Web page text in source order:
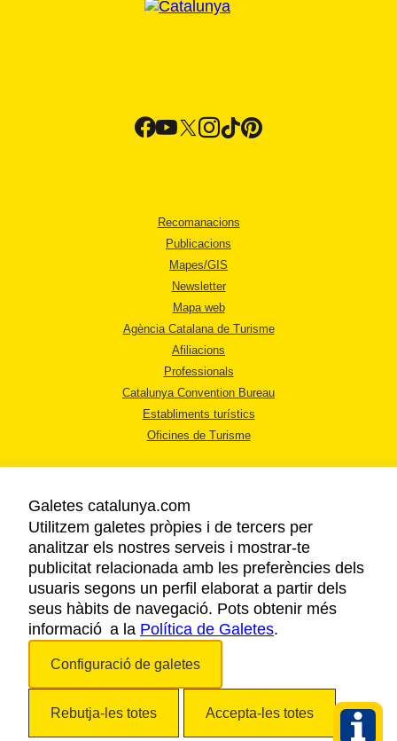
Recomanacions
Publicacions
Mapes/GIS
Newsletter
Mapa web
Agència Catalana de Turisme
Afiliacions
Professionals
Catalunya Convention Bureau
Establiments turístics
Oficines de Turisme
AVÍS LEGAL
POLÍTICA DE PRIVACITAT
COOKIES
ACCESSIBILITAT
Galetes catalunya.com
Utilitzem galetes pròpies i de tercers per
analitzar els nostres serveis i mostrar-te
publicitat relacionada amb les preferències dels
usuaris segons un perfil elaborat a partir dels
seus hàbits de navegació. Pots obtenir més
informació a la Política de Galetes.
Configuració de galetes
Rebutja-les totes Accepta-les totes